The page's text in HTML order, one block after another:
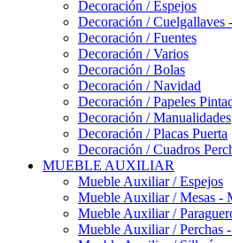
Decoración / Espejos
Decoración / Cuelgallaves
Decoración / Fuentes
Decoración / Varios
Decoración / Bolas
Decoración / Navidad
Decoración / Papeles
Decoración / Manualidades
Decoración / Placas Puerta
Decoración / Cuadros
MUEBLE AUXILIAR
Mueble Auxiliar / Espejos
Mueble Auxiliar / Mesas -
Mueble Auxiliar /
Mueble Auxiliar / Perchas